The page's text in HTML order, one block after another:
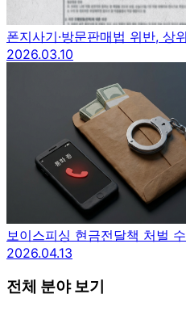
폰지사기·방문판매법 위반, 상
2026.03.10
보이스피싱 현금전달책 처벌
2026.04.13
전체 분야 보기